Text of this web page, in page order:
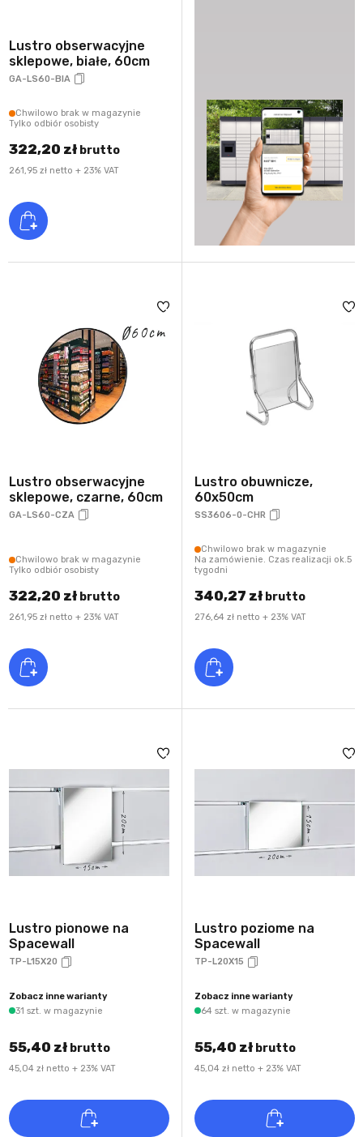
Lustro obserwacyjne
sklepowe, białe, 60cm
GA-LS60-BIA
Chwilowo brak w magazynie
Tylko odbiór osobisty
322,20 zł brutto
261,95 zł netto + 23% VAT
Lustro obserwacyjne
sklepowe, czarne, 60cm
GA-LS60-CZA
Chwilowo brak w magazynie
Tylko odbiór osobisty
322,20 zł brutto
261,95 zł netto + 23% VAT
Lustro obuwnicze,
60x50cm
SS3606-0-CHR
Chwilowo brak w magazynie
Na zamówienie. Czas realizacji ok.5
tygodni
340,27 zł brutto
276,64 zł netto + 23% VAT
Lustro pionowe na
Spacewall
TP-L15X20
Zobacz inne warianty
31 szt. w magazynie
55,40 zł brutto
45,04 zł netto + 23% VAT
Lustro poziome na
Spacewall
TP-L20X15
Zobacz inne warianty
64 szt. w magazynie
55,40 zł brutto
45,04 zł netto + 23% VAT